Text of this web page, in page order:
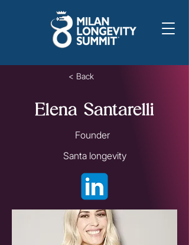
< Back
Elena Santarelli
Founder
Santa longevity